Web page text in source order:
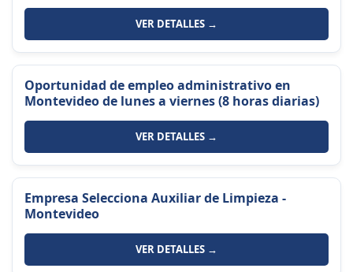
VER DETALLES →
Oportunidad de empleo administrativo en
Montevideo de lunes a viernes (8 horas diarias)
VER DETALLES →
Empresa Selecciona Auxiliar de Limpieza -
Montevideo
VER DETALLES →